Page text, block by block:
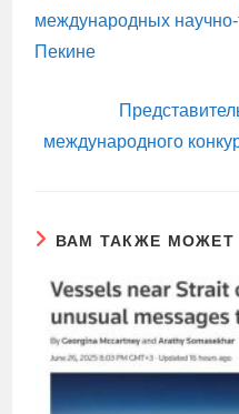
международных научно-
Пекине
международного
ВАМ ТАКЖЕ МОЖЕТ